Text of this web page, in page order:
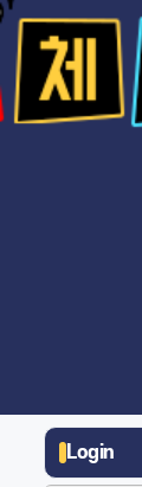
Login